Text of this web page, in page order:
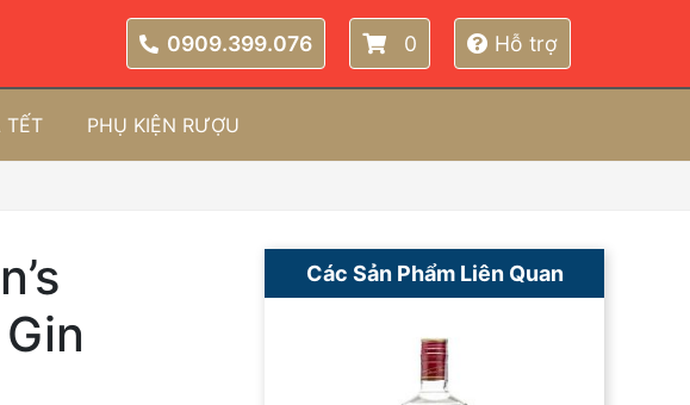
0909.399.076 0 Hỗ trợ
TẾT PHỤ KIỆN RƯỢU
Các Sản Phẩm Liên Quan